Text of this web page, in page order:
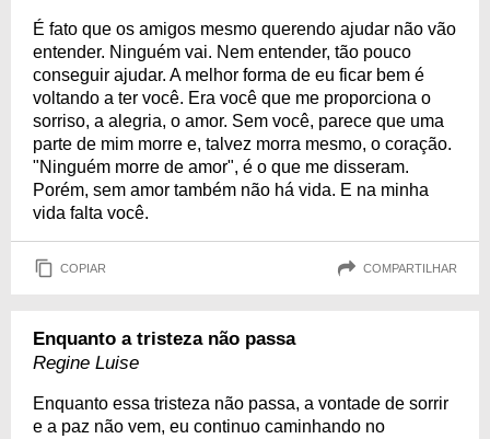
É fato que os amigos mesmo querendo ajudar não vão
entender. Ninguém vai. Nem entender, tão pouco
conseguir ajudar. A melhor forma de eu ficar bem é
voltando a ter você. Era você que me proporciona o
sorriso, a alegria, o amor. Sem você, parece que uma
parte de mim morre e, talvez morra mesmo, o coração.
"Ninguém morre de amor", é o que me disseram.
Porém, sem amor também não há vida. E na minha
vida falta você.
COPIAR COMPARTILHAR
Enquanto a tristeza não passa
Regine Luise
Enquanto essa tristeza não passa, a vontade de sorrir
e a paz não vem, eu continuo caminhando no